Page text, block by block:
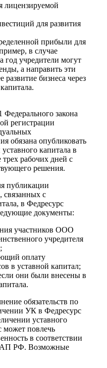
лицензируемой
для развития
прибыли для
в случае
год учредители могут
а направить эти
развитие бизнеса через
Федерального закона
регистрации
обязана опубликовать
капитала в
трех рабочих дней с
решения.
публикации
связанных с
в Федресурс
документы:
участников ООО
учредителя
оплату
в уставной капитал;
они были внесены в
обязательств по
УК в Федресурс
уставного
может повлечь
в соответствии
РФ. Возможные